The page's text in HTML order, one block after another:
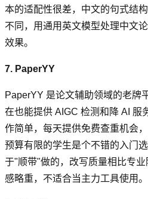
本的适配性很差，中文的句式结
不同，用通用英文模型处理中文
效果。
7. PaperYY
PaperYY 是论文辅助领域的老牌
在也能提供 AIGC 检测和降 AI 服
作简单，每天提供免费查重机会
预算有限的学生是个不错的入门
于"顺带"做的，改写质量相比专
感略重，不适合当主力工具使用。